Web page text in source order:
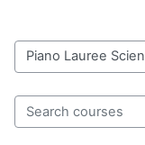
Course categories
Search courses